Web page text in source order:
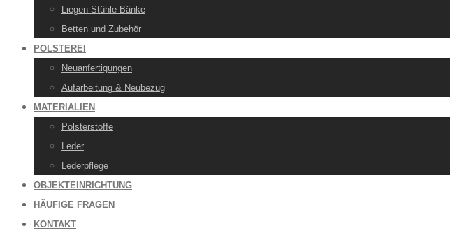
Liegen Stühle Bänke
Betten und Zubehör
POLSTEREI
Neuanfertigungen
Aufarbeitung & Neubezug
MATERIALIEN
Polsterstoffe
Leder
Lederpflege
OBJEKTEINRICHTUNG
HÄUFIGE FRAGEN
KONTAKT